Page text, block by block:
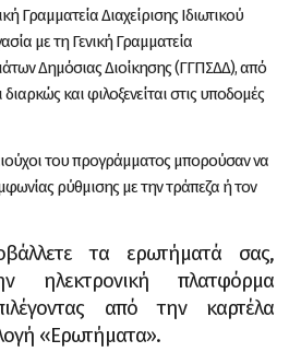
Γραμματεία Διαχείρισης Ιδιωτικού
με τη Γενική Γραμματεία
Δημόσιας Διοίκησης (ΓΓΠΣΔΔ), από
και φιλοξενείται στις υποδομές
του προγράμματος μπορούσαν να
ρύθμισης με την τράπεζα ή τον
τα ερωτήματά σας,
ηλεκτρονική πλατφόρμα
από την καρτέλα
«Ερωτήματα».